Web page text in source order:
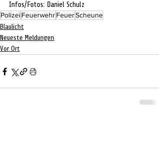
Infos/Fotos: Daniel Schulz
PolizeiFeuerwehrFeuerScheune
Blaulicht
Neueste Meldungen
Vor Ort